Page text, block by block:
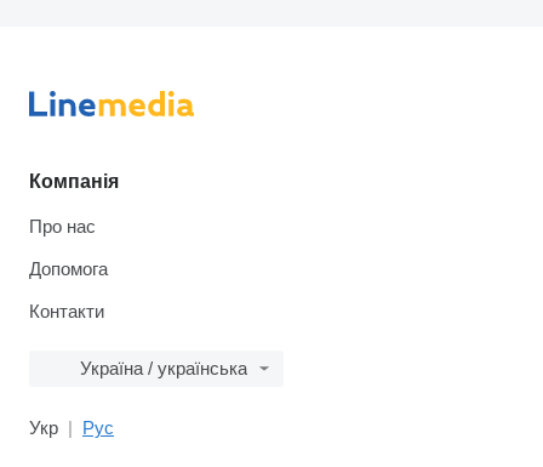
Компанія
Про нас
Допомога
Контакти
Україна / українська
Укр Рус